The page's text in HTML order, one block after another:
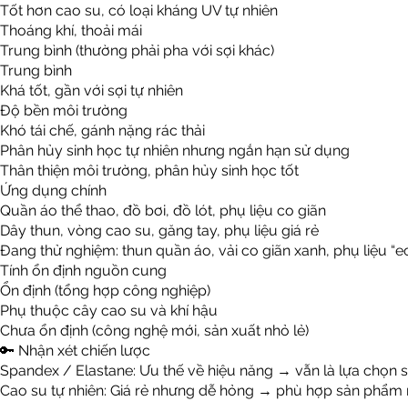
Tốt hơn cao su, có loại kháng UV tự nhiên
Thoáng khí, thoải mái
Trung bình (thường phải pha với sợi khác)
Trung bình
Khá tốt, gần với sợi tự nhiên
Độ bền môi trường
Khó tái chế, gánh nặng rác thải
Phân hủy sinh học tự nhiên nhưng ngắn hạn sử dụng
Thân thiện môi trường, phân hủy sinh học tốt
Ứng dụng chính
Quần áo thể thao, đồ bơi, đồ lót, phụ liệu co giãn
Dây thun, vòng cao su, găng tay, phụ liệu giá rẻ
Đang thử nghiệm: thun quần áo, vải co giãn xanh, phụ liệu
Tính ổn định nguồn cung
Ổn định (tổng hợp công nghiệp)
Phụ thuộc cây cao su và khí hậu
Chưa ổn định (công nghệ mới, sản xuất nhỏ lẻ)
🔑 Nhận xét chiến lược
Spandex / Elastane: Ưu thế về hiệu năng → vẫn là lựa chọn
Cao su tự nhiên: Giá rẻ nhưng dễ hỏng → phù hợp sản phẩm